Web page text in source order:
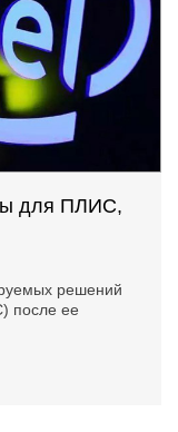
для ПЛИС,
решений
после ее